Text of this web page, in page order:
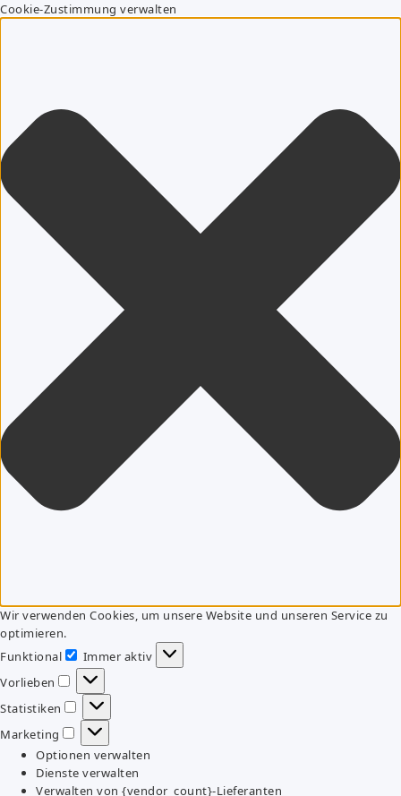
Cookie-Zustimmung verwalten
Wir verwenden Cookies, um unsere Website und unseren Service zu
optimieren.
Funktional
Funktional
Immer aktiv
Vorlieben
Vorlieben
Statistiken
Statistiken
Marketing
Marketing
Optionen verwalten
Dienste verwalten
Verwalten von {vendor_count}-Lieferanten